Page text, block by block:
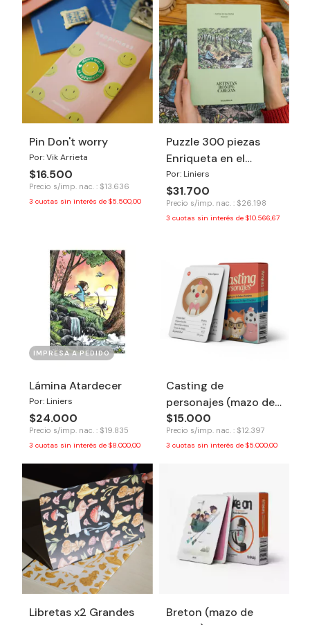
Pin Don't worry
Por: Vik Arrieta
$16.500
Precio s/imp. nac. : $13.636
3 cuotas sin interés de $5.500,00
Puzzle 300 piezas
Enriqueta en el
bosque
Por: Liniers
$31.700
Precio s/imp. nac. : $26.198
3 cuotas sin interés de $10.566,67
IMPRESA A PEDIDO
Lámina Atardecer
Por: Liniers
$24.000
Precio s/imp. nac. : $19.835
3 cuotas sin interés de $8.000,00
Casting de
personajes (mazo de
cartas) - Tinkuy
$15.000
Precio s/imp. nac. : $12.397
3 cuotas sin interés de $5.000,00
Libretas x2 Grandes
Breton (mazo de